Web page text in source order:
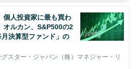
個人投資家に最も買わ
オルカン、S&P500の2
決算型ファンド」の
スター・ジャパン（株）マネジャー・リ